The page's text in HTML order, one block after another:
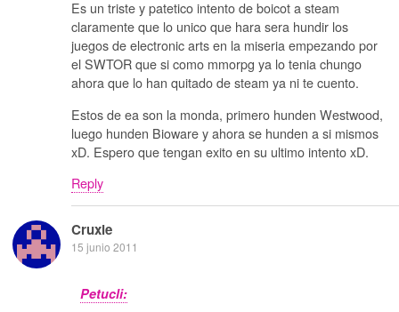
Es un triste y patetico intento de boicot a steam
claramente que lo unico que hara sera hundir los
juegos de electronic arts en la miseria empezando por
el SWTOR que si como mmorpg ya lo tenia chungo
ahora que lo han quitado de steam ya ni te cuento.
Estos de ea son la monda, primero hunden Westwood,
luego hunden Bioware y ahora se hunden a si mismos
xD. Espero que tengan exito en su ultimo intento xD.
Reply
Cruxie
15 junio 2011
Petucli: